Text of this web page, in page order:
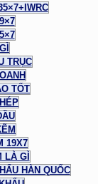
TRỤC
TỐT
19X7
LÀ GÌ
HÀN QUỐC